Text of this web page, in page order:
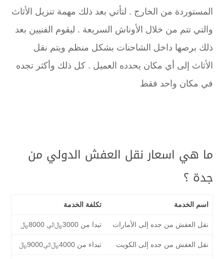
المستوردة من الخارج . لتأتي بعد ذلك مهمة تنزيل الأثاث
والتي تتم من خلال الأوناش السريعة . ليقوم الفنيين بعد
ذلك برصها داخل الشاحنات بشكل منظم ويتم نقل
الأثاث إلى أي مكان يحدده العميل . كل ذلك وأكثر تجده
في مكان واحد فقط
ما هي اسعار نقل العفش الدولي من
جدة ؟
اسم الخدمة تكلفة الخدمة
نقل العفش من جده إلى الأمارات تبدا من 3000﷼الي 8000﷼
نقل العفش من جده إلى الكويت تبداء من 4000﷼الي9000﷼